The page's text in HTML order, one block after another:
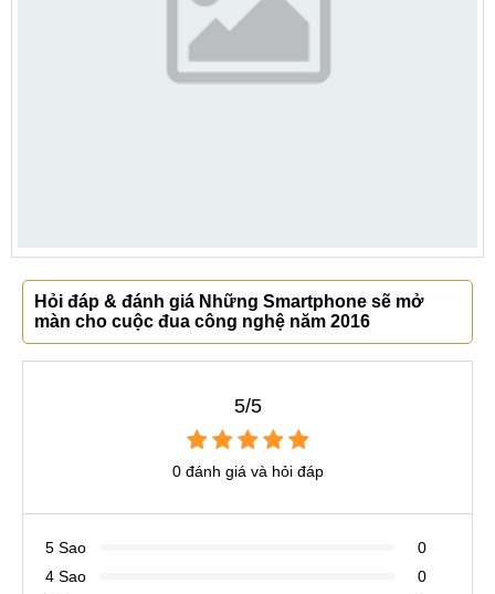
Hỏi đáp & đánh giá Những Smartphone sẽ mở
màn cho cuộc đua công nghệ năm 2016
5/5
0 đánh giá và hỏi đáp
5 Sao
0
4 Sao
0